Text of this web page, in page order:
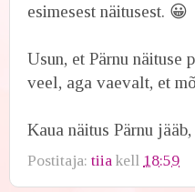
esimesest näitusest. 😀
Usun, et Pärnu
veel, aga vaevalt, et
Kaua näitus Pärnu
Postitaja:tiia kell 18:59